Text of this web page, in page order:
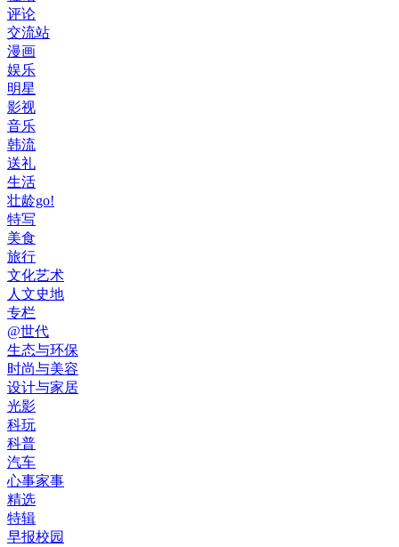
评论
交流站
漫画
娱乐
明星
影视
音乐
韩流
送礼
生活
壮龄go!
特写
美食
旅行
文化艺术
人文史地
专栏
@世代
生态与环保
时尚与美容
设计与家居
光影
科玩
科普
汽车
心事家事
精选
特辑
早报校园